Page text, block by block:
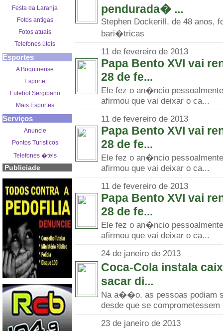
Festa da Laranja
Fotos antigas
Fotos atuais
Telefones úteis
Esportes
A Boquinense
Esporte
Futebol Sergipano
Mais Esportes
Serviços
Anuncie
Pontos Turisticos
Telefones �teis
Publiciade
pendurada� ...
Stephen Dockerill, de 48 anos,
bari�tricas
11 de fevereiro de 2013
Papa Bento XVI vai
28 de fe...
Ele fez o an�ncio
afirmou que vai deixar o ca...
11 de fevereiro de 2013
Papa Bento XVI vai
28 de fe...
Ele fez o an�ncio
afirmou que vai deixar o ca...
11 de fevereiro de 2013
Papa Bento XVI vai
28 de fe...
Ele fez o an�ncio
afirmou que vai deixar o ca...
24 de janeiro de 2013
Coca-Cola instala
sacar di...
Na a��o, as pessoas podiam
desde que se comprometessem
23 de janeiro de 2013